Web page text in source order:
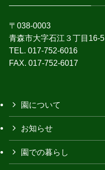
〒038-0003
青森市大字石江３丁目16-5
TEL. 017-752-6016
FAX. 017-752-6017
園について
お知らせ
園での暮らし